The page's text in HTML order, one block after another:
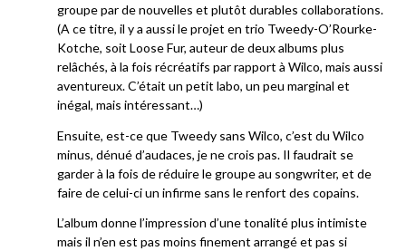
groupe par de nouvelles et plutôt durables collaborations.
(A ce titre, il y a aussi le projet en trio Tweedy-O’Rourke-
Kotche, soit Loose Fur, auteur de deux albums plus
relâchés, à la fois récréatifs par rapport à Wilco, mais aussi
aventureux. C’était un petit labo, un peu marginal et
inégal, mais intéressant…)
Ensuite, est-ce que Tweedy sans Wilco, c’est du Wilco
minus, dénué d’audaces, je ne crois pas. Il faudrait se
garder à la fois de réduire le groupe au songwriter, et de
faire de celui-ci un infirme sans le renfort des copains.
L’album donne l’impression d’une tonalité plus intimiste
mais il n’en est pas moins finement arrangé et pas si